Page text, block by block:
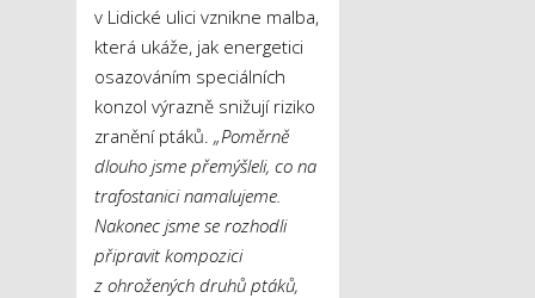
v Lidické ulici vznikne malba,
která ukáže, jak energetici
osazováním speciálních
konzol výrazně snižují riziko
zranění ptáků. „Poměrně
dlouho jsme přemýšleli, co na
trafostanici namalujeme.
Nakonec jsme se rozhodli
připravit kompozici
z ohrožených druhů ptáků,